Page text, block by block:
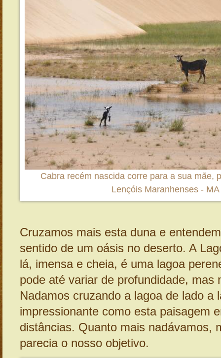
Cabra recém nascida corre para a sua mãe,
Lençóis Maranhenses - MA
Cruzamos mais esta duna e
sentido de um oásis no deserto. A
lá, imensa e cheia, é uma lagoa
pode até variar de profundidade, mas
Nadamos cruzando a lagoa de lado a
impressionante como esta paisagem
distâncias. Quanto mais nadávamos,
parecia o nosso objetivo.